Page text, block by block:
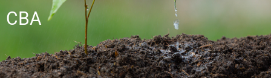
CBA